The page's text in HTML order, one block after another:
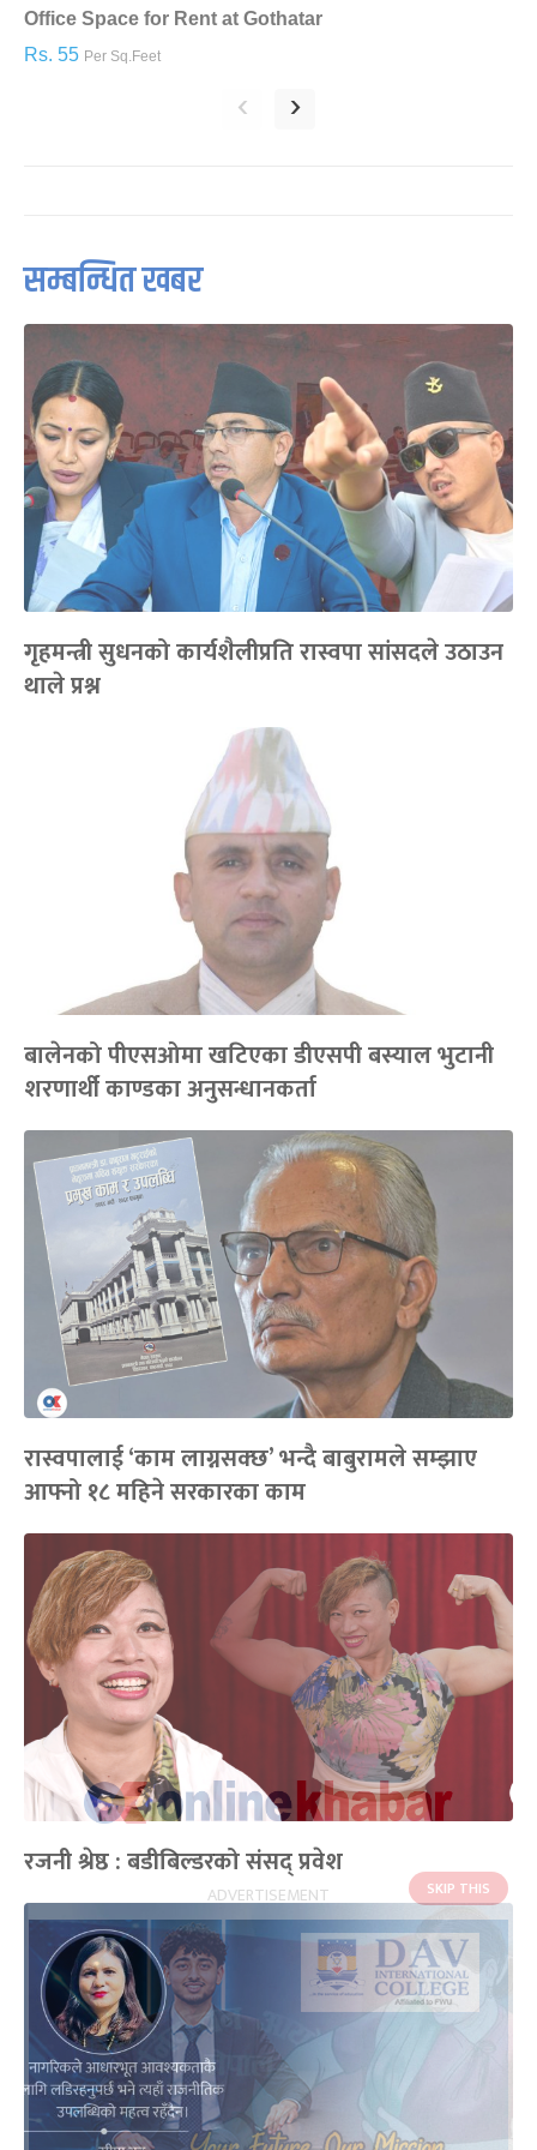
Office Space for Rent at Gothatar
Rs. 55 Per Sq.Feet
‹ ›
सम्बन्धित खबर
गृहमन्त्री सुधनको कार्यशैलीप्रति रास्वपा सांसदले उठाउन
थाले प्रश्न
बालेनको पीएसओमा खटिएका डीएसपी बस्याल भुटानी
शरणार्थी काण्डका अनुसन्धानकर्ता
रास्वपालाई ‘काम लाग्नसक्छ’ भन्दै बाबुरामले सम्झाए
आफ्नो १८ महिने सरकारका काम
रजनी श्रेष्ठ : बडीबिल्डरको संसद् प्रवेश